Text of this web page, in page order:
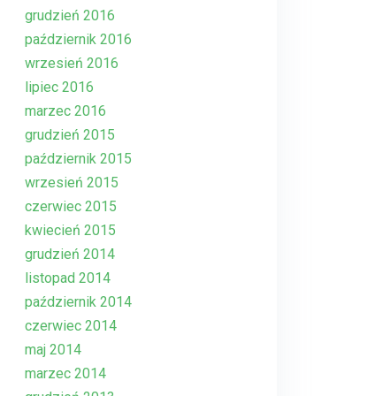
grudzień 2016
październik 2016
wrzesień 2016
lipiec 2016
marzec 2016
grudzień 2015
październik 2015
wrzesień 2015
czerwiec 2015
kwiecień 2015
grudzień 2014
listopad 2014
październik 2014
czerwiec 2014
maj 2014
marzec 2014